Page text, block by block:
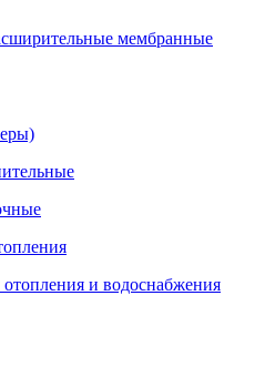
мембранные
и водоснабжения